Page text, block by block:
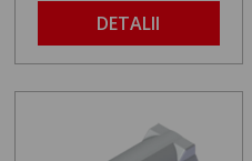
DETALII